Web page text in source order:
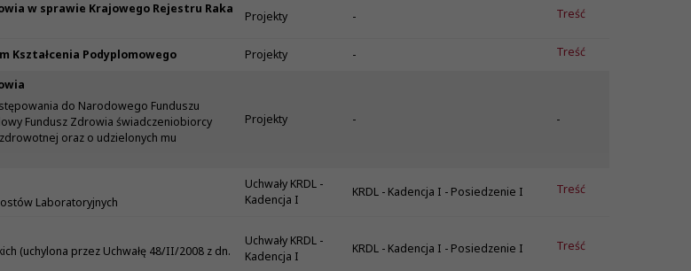
w sprawie Krajowego Rejestru Raka
Projekty - Treść
Kształcenia Podyplomowego Projekty - Treść
do Narodowego Funduszu
Fundusz Zdrowia świadczeniobiorcy
oraz o udzielonych mu
Projekty - -
Laboratoryjnych
Uchwały KRDL -
Kadencja I
KRDL - Kadencja I - Posiedzenie I Treść
(uchylona przez Uchwałę 48/II/2008 z dn.
Uchwały KRDL -
Kadencja I
KRDL - Kadencja I - Posiedzenie I Treść